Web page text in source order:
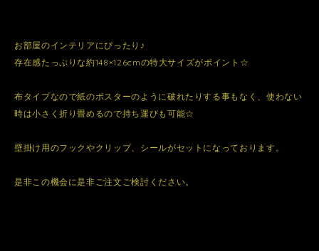
お部屋のインテリアにぴったり♪
存在感たっぷりな約148×126cmの特大サイズがポイント☆
布タイプなので紙のポスターのように破れたりする事もなく、使わない
時は小さく折り畳めるので持ち運びも可能☆
壁掛け用のフックやクリップ、シールがセットになっております。
是非この機会に是非ご注文ご検討ください。